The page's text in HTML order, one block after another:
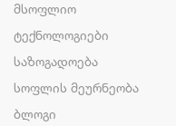
მსოფლიო
ტექნოლოგიები
საზოგადოება
სოფლის მეურნეობა
ბლოგი